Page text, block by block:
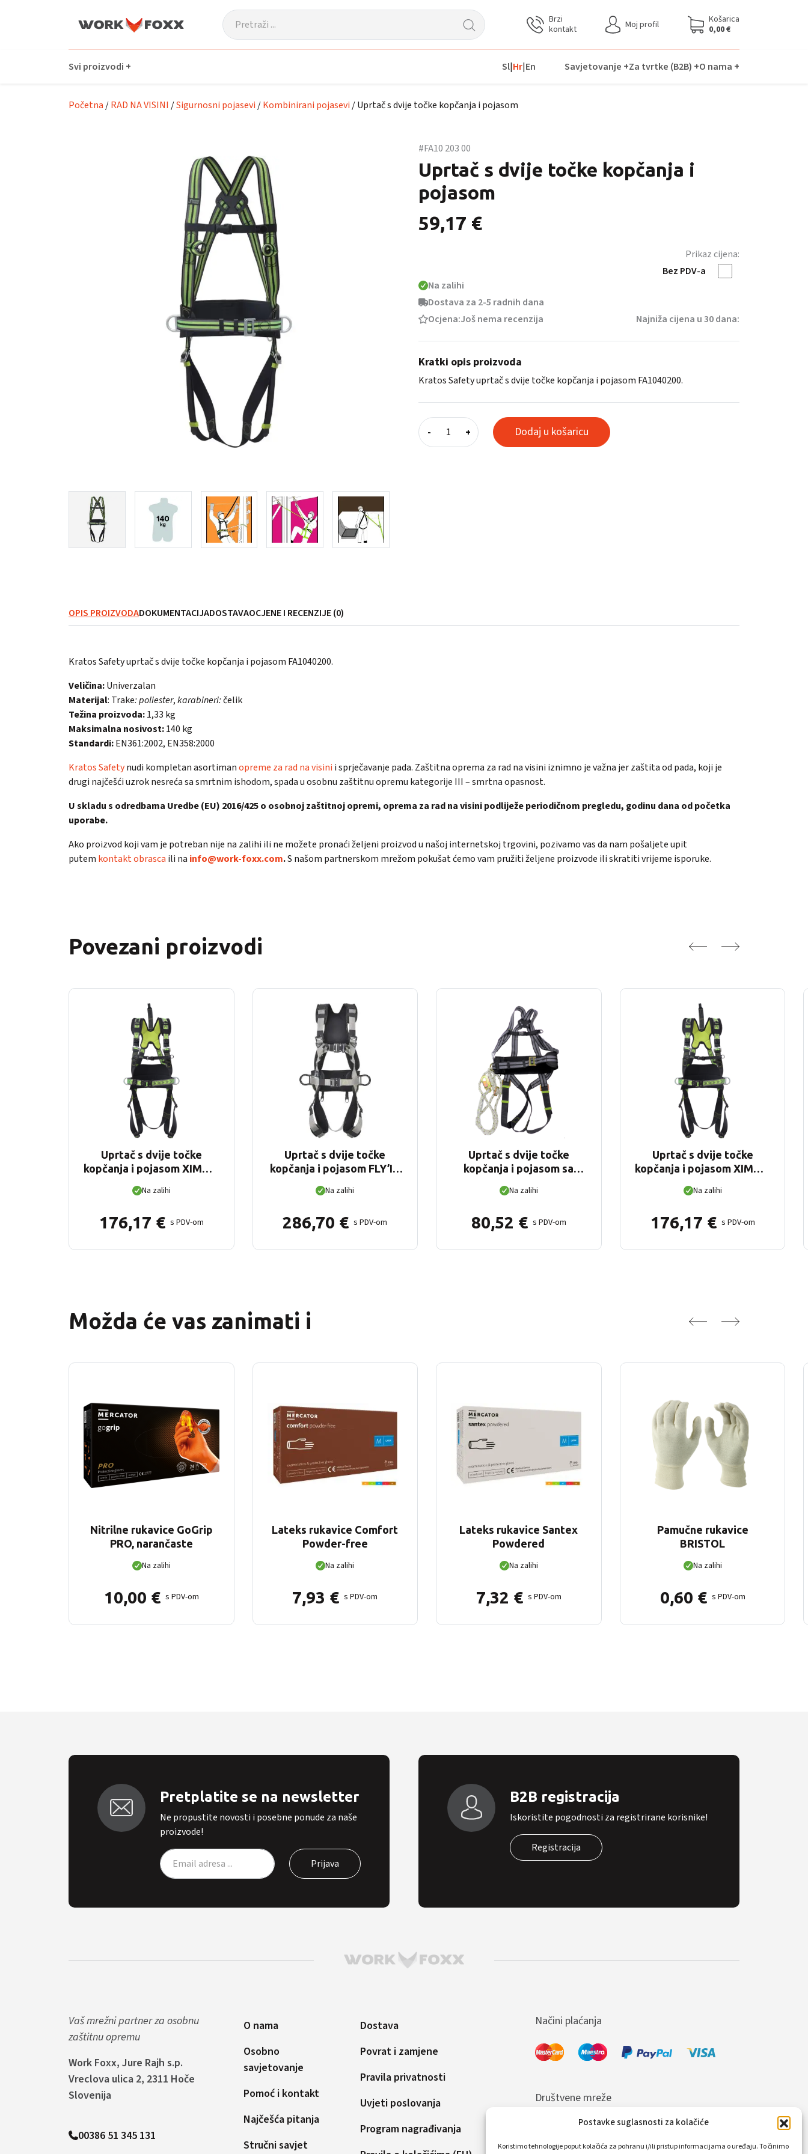
Postavke suglasnosti za kolačiće
Koristimo tehnologije poput kolačića za pohranu i/ili pristup informacijama o uređaju. To činimo
Brzi
kontakt
Moj profil
Košarica
0,00€
Svi proizvodi + Sl|Hr|En Savjetovanje +Za tvrtke (B2B) +O nama +
Početna /RAD NA VISINI /Sigurnosni pojasevi /Kombinirani pojasevi / Uprtač s dvije točke kopčanja i pojasom
#FA10 203 00
Uprtač s dvije točke kopčanja i
pojasom
59,17 €
Prikaz cijena:
Bez PDV-a
Na zalihi
Dostava za 2-5 radnih dana
Ocjena:Još nema recenzija Najniža cijena u 30 dana:
Kratki opis proizvoda
Kratos Safety uprtač s dvije točke kopčanja i pojasom FA1040200.
Uprtač
s
+
- Dodaj u košaricu
OPIS PROIZVODADOKUMENTACIJADOSTAVAOCJENE I RECENZIJE (0)
Kratos Safety uprtač s dvije točke kopčanja i pojasom FA1040200.
Veličina:Univerzalan
Materijal: Trake: poliester,karabineri:čelik
Težina proizvoda:1,33 kg
Maksimalna nosivost:140 kg
Standardi:EN361:2002, EN358:2000
Kratos Safetynudi kompletan asortimanopreme za rad na visini i sprječavanje pada. Zaštitna oprema za rad na visini iznimno je važna jer zaštita od pada, koji je
drugi najčešći uzrok nesreća sa smrtnim ishodom, spada u osobnu zaštitnu opremu kategorije III – smrtna opasnost.
U skladu s odredbama Uredbe (EU) 2016/425 o osobnoj zaštitnoj opremi, oprema za rad na visini podliježe periodičnom pregledu, godinu dana od početka
uporabe.
Ako proizvod koji vam je potreban nije na zalihi ili ne možete pronaći željeni proizvod u našoj internetskoj trgovini, pozivamo vas da nam pošaljete upit
putem kontakt obrasca ili na info@work-foxx.com.S našom partnerskom mrežom pokušat ćemo vam pružiti željene proizvode ili skratiti vrijeme isporuke.
Povezani proizvodi
Uprtač s dvije točke
kopčanja i pojasom XIMO 2
Na zalihi
176,17 € s PDV-om
Uprtač s dvije točke
kopčanja i pojasom FLY’IN
Na zalihi
286,70 € s PDV-om
Uprtač s dvije točke
kopčanja i pojasom sa
Na zalihi
80,52 € s PDV-om
Uprtač s dvije točke
kopčanja i pojasom XIMO 2
Na zalihi
176,17 € s PDV-om
Možda će vas zanimati i
Nitrilne rukavice GoGrip
PRO, narančaste
Na zalihi
10,00 € s PDV-om
Lateks rukavice Comfort
Powder-free
Na zalihi
7,93 € s PDV-om
Lateks rukavice Santex
Powdered
Na zalihi
7,32 € s PDV-om
Pamučne rukavice
BRISTOL
Na zalihi
0,60 € s PDV-om
Pretplatite se na newsletter
Ne propustite novosti i posebne ponude za naše
proizvode!
B2B registracija
Iskoristite pogodnosti za registrirane korisnike!
Registracija
Vaš mrežni partner za osobnu
zaštitnu opremu
Work Foxx, Jure Rajh s.p.
Vreclova ulica 2, 2311 Hoče
Slovenija
00386 51 345 131
O nama
Osobno
savjetovanje
Pomoć i kontakt
Najčešća pitanja
Stručni savjet
Dostava
Povrat i zamjene
Pravila privatnosti
Uvjeti poslovanja
Program nagrađivanja
Načini plaćanja
Društvene mreže